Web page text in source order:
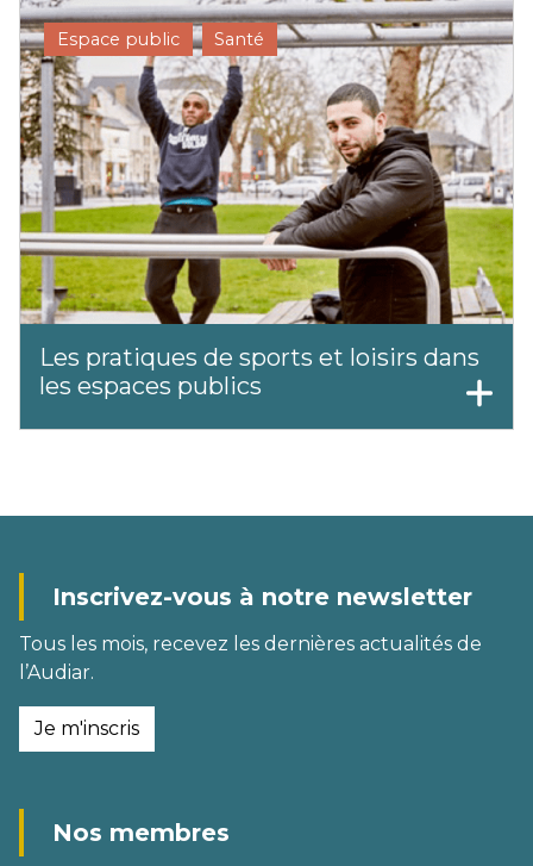
Espace public Santé
Les pratiques de sports et loisirs dans
les espaces publics
Inscrivez-vous à notre newsletter
Tous les mois, recevez les dernières actualités de
l’Audiar.
Je m'inscris
Nos membres